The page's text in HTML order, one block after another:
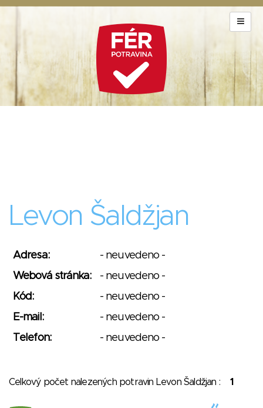
Levon Šaldžjan
Adresa:
- neuvedeno -
Webová stránka:
- neuvedeno -
Kód:
- neuvedeno -
E-mail:
- neuvedeno -
Telefon:
- neuvedeno -
Celkový počet nalezených potravin Levon Šaldžjan : 1